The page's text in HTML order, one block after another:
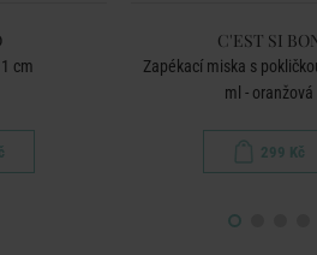
cm
C'EST SI
Zapékací miska s
ml - oranžová
299 Kč